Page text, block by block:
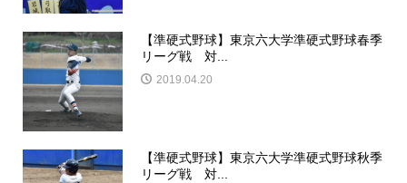
【準硬式野球】東京六大学準硬式野球春季
リーグ戦 対...
2019.04.20
【準硬式野球】東京六大学準硬式野球秋季
リーグ戦 対...